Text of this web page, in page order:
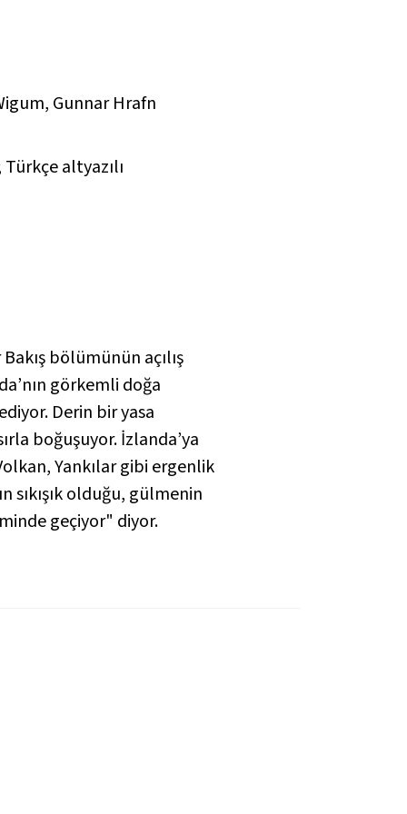
Gunnar Hrafn
altyazılı
bölümünün açılış
görkemli doğa
Derin bir yasa
boğuşuyor. İzlanda’ya
Yankılargibi ergenlik
sıkışık olduğu, gülmenin
geçiyor" diyor.